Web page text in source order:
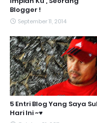
Blogger !
September 11, 2014
5 Entri Blog Yang Saya
Hari Ini ~♥